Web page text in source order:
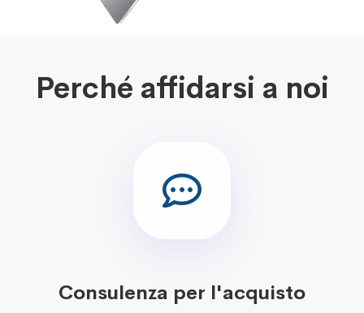
Perché affidarsi a noi
Consulenza per l'acquisto